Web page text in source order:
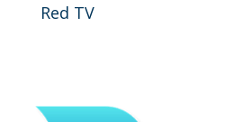
Red TV